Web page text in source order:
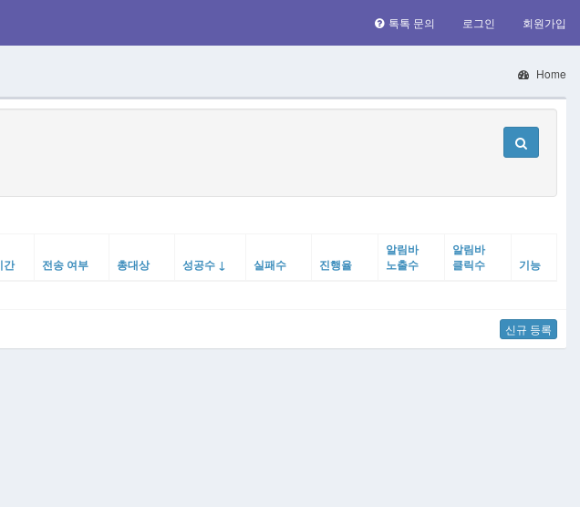
톡톡 문의 로그인 회원가입
Home
간 전송 여부 총대상 성공수 ↓ 실패수 진행율
알림바
노출수
알림바
클릭수
기능
신규 등록